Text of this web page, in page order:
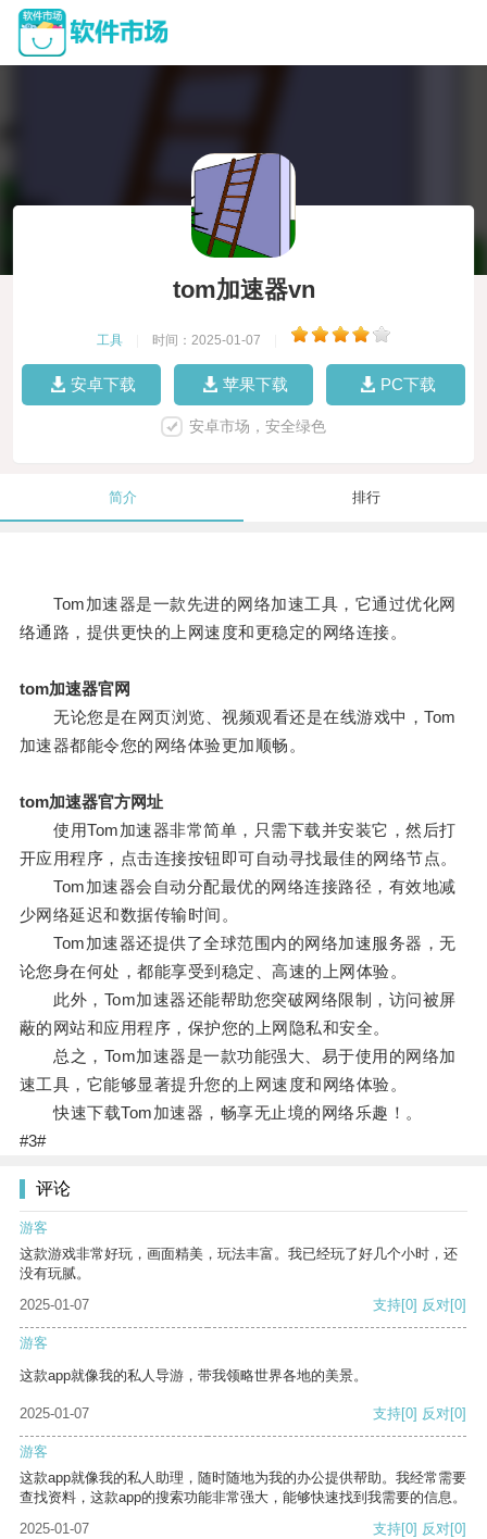
tom加速器vn
工具 时间：2025-01-07
安卓下载 苹果下载 PC下载
安卓市场，安全绿色
简介 排行
Tom加速器是一款先进的网络加速工具，它通过优化网
络通路，提供更快的上网速度和更稳定的网络连接。
tom加速器官网
无论您是在网页浏览、视频观看还是在线游戏中，Tom
加速器都能令您的网络体验更加顺畅。
tom加速器官方网址
使用Tom加速器非常简单，只需下载并安装它，然后打
开应用程序，点击连接按钮即可自动寻找最佳的网络节点。
Tom加速器会自动分配最优的网络连接路径，有效地减
少网络延迟和数据传输时间。
Tom加速器还提供了全球范围内的网络加速服务器，无
论您身在何处，都能享受到稳定、高速的上网体验。
此外，Tom加速器还能帮助您突破网络限制，访问被屏
蔽的网站和应用程序，保护您的上网隐私和安全。
总之，Tom加速器是一款功能强大、易于使用的网络加
速工具，它能够显著提升您的上网速度和网络体验。
快速下载Tom加速器，畅享无止境的网络乐趣！。
#3#
评论
游客
这款游戏非常好玩，画面精美，玩法丰富。我已经玩了好几个小时，还
没有玩腻。
2025-01-07
支持[0] 反对[0]
游客
这款app就像我的私人导游，带我领略世界各地的美景。
2025-01-07 支持[0] 反对[0]
游客
这款app就像我的私人助理，随时随地为我的办公提供帮助。我经常需要
查找资料，这款app的搜索功能非常强大，能够快速找到我需要的信息。
2025-01-07
支持[0] 反对[0]